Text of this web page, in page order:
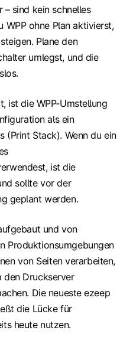
sind kein schnelles
WPP ohne Plan aktivierst,
Plane den
umlegst, und die
ist die WPP‑Umstellung
als ein
(Print Stack). Wenn du ein
ist die
sollte vor der
geplant werden.
und von
Produktionsumgebungen
von Seiten verarbeiten,
den Druckserver
Die neueste ezeep
die Lücke für
heute nutzen.